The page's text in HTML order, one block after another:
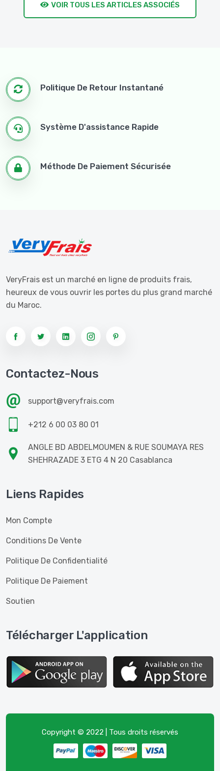
VOIR TOUS LES ARTICLES ASSOCIÉS
Politique De Retour Instantané
Système D'assistance Rapide
Méthode De Paiement Sécurisée
VeryFrais est un marché en ligne de produits frais,
heureux de vous ouvrir les portes du plus grand marché
du Maroc.
Contactez-Nous
support@veryfrais.com
+212 6 00 03 80 01
ANGLE BD ABDELMOUMEN & RUE SOUMAYA RES
SHEHRAZADE 3 ETG 4 N 20 Casablanca
Liens Rapides
Mon Compte
Conditions De Vente
Politique De Confidentialité
Politique De Paiement
Soutien
Télécharger L'application
Copyright © 2022 | Tous droits réservés